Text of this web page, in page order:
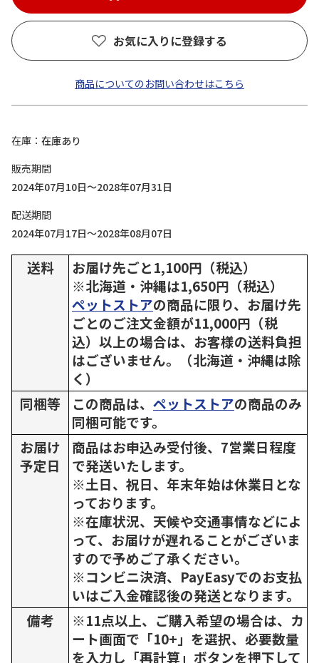
お気に入りに登録する
商品についてのお問い合わせはこちら
在庫
在庫あり
販売期間
2024年07月10日～2028年07月31日
配送期間
2024年07月17日～2028年08月07日
送料
お届け先ごと1,100円（税込）
※北海道・沖縄は1,650円（税込）
ペットストアの商品に限り、お届け先
ごとのご注文金額が11,000円（税
込）以上の場合は、お客様の送料負担
はございません。（北海道・沖縄は除
く）
同梱等
この商品は、 ペットストアの商品のみ
同梱可能です。
お届け
予定日
商品はお申込み受付後、7営業日程度
で発送いたします。
※土日、祝日、年末年始は休業日とな
っております。
※在庫状況、天候や交通事情などによ
って、お届けが遅れることがございま
すので予めご了承ください。
※コンビニ決済、PayEasyでのお支払
いはご入金確認後の発送となります。
備考
※11点以上、ご購入希望の場合は、カ
ート画面で「10+」を選択、必要数量
を入力し「再計算」ボタンを押下して